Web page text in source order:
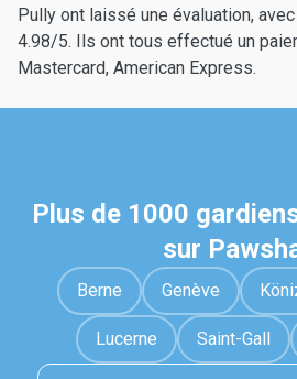
Pully ont laissé une évaluation,
4.98/5. Ils ont tous effectué un
Mastercard, American Express.
Plus de 1000
sur
Berne Genève
Lucerne Saint-Gall